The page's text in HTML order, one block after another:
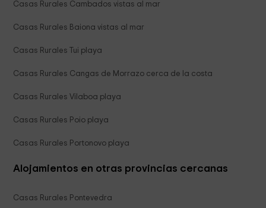
Casas Rurales Cambados vistas al mar
Casas Rurales Baiona vistas al mar
Casas Rurales Tui playa
Casas Rurales Cangas de Morrazo cerca de la costa
Casas Rurales Vilaboa playa
Casas Rurales Poio playa
Casas Rurales Portonovo playa
Alojamientos en otras provincias cercanas
Casas Rurales Pontevedra